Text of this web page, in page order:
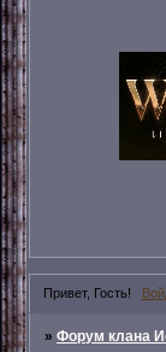
Привет, Гость!
»Форум клана